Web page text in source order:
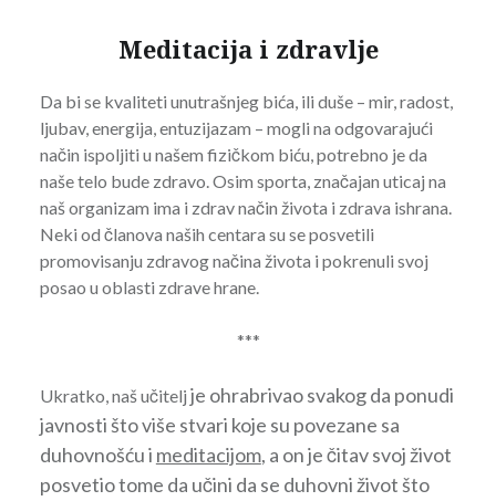
Meditacija i zdravlje
Da bi se kvaliteti unutrašnjeg bića, ili duše – mir, radost,
ljubav, energija, entuzijazam – mogli na odgovarajući
način ispoljiti u našem fizičkom biću, potrebno je da
naše telo bude zdravo. Osim sporta, značajan uticaj na
naš organizam ima i zdrav način života i zdrava ishrana.
Neki od članova naših centara su se posvetili
promovisanju zdravog načina života i pokrenuli svoj
posao u oblasti zdrave hrane.
***
Ukratko, naš učitelj je ohrabrivao svakog da ponudi
javnosti što više stvari koje su povezane sa
duhovnošću i meditacijom, a on je čitav svoj život
posvetio tome da učini da se duhovni život što